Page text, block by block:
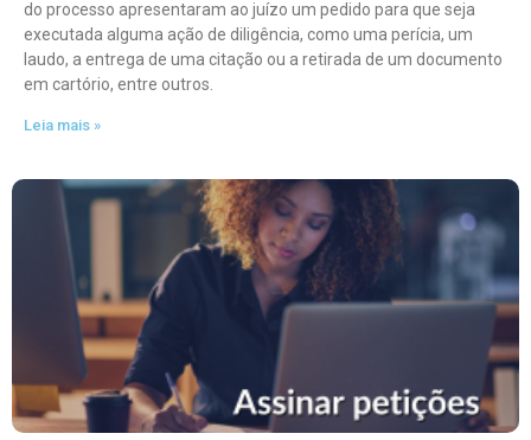
do processo apresentaram ao juízo um pedido para que seja
executada alguma ação de diligência, como uma perícia, um
laudo, a entrega de uma citação ou a retirada de um documento
em cartório, entre outros.
Leia mais »